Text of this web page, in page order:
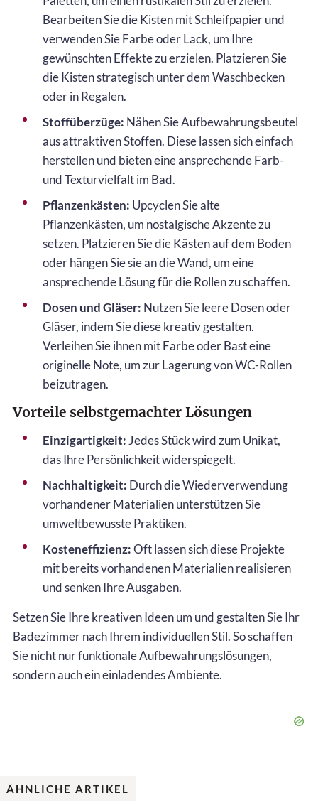
Bearbeiten Sie die Kisten mit Schleifpapier und
verwenden Sie Farbe oder Lack, um Ihre
gewünschten Effekte zu erzielen. Platzieren Sie
die Kisten strategisch unter dem Waschbecken
oder in Regalen.
Stoffüberzüge: Nähen Sie Aufbewahrungsbeutel
aus attraktiven Stoffen. Diese lassen sich einfach
herstellen und bieten eine ansprechende Farb-
und Texturvielfalt im Bad.
Pflanzenkästen: Upcyclen Sie alte
Pflanzenkästen, um nostalgische Akzente zu
setzen. Platzieren Sie die Kästen auf dem Boden
oder hängen Sie sie an die Wand, um eine
ansprechende Lösung für die Rollen zu schaffen.
Dosen und Gläser: Nutzen Sie leere Dosen oder
Gläser, indem Sie diese kreativ gestalten.
Verleihen Sie ihnen mit Farbe oder Bast eine
originelle Note, um zur Lagerung von WC-Rollen
beizutragen.
Vorteile selbstgemachter Lösungen
Einzigartigkeit: Jedes Stück wird zum Unikat,
das Ihre Persönlichkeit widerspiegelt.
Nachhaltigkeit: Durch die Wiederverwendung
vorhandener Materialien unterstützen Sie
umweltbewusste Praktiken.
Kosteneffizienz:Oft lassen sich diese Projekte
mit bereits vorhandenen Materialien realisieren
und senken Ihre Ausgaben.
Setzen Sie Ihre kreativen Ideen um und gestalten Sie Ihr
Badezimmer nach Ihrem individuellen Stil. So schaffen
Sie nicht nur funktionale Aufbewahrungslösungen,
sondern auch ein einladendes Ambiente.
ÄHNLICHE ARTIKEL